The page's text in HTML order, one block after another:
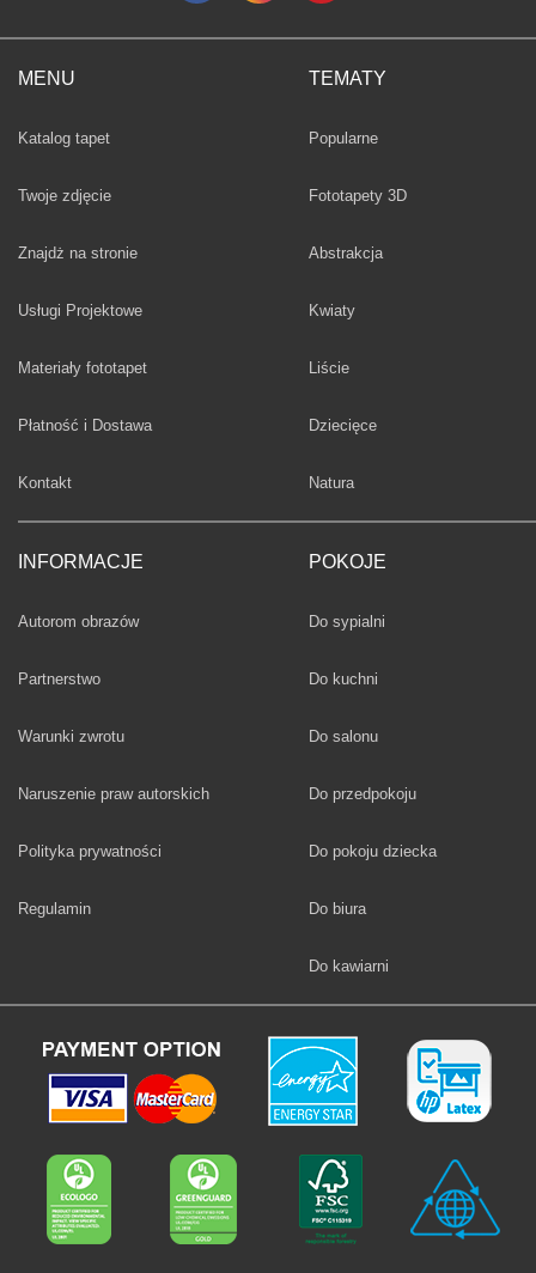
MENU
Katalog tapet
Twoje zdjęcie
Znajdż na stronie
Usługi Projektowe
Materiały fototapet
Płatność i Dostawa
Kontakt
INFORMACJE
Autorom obrazów
Partnerstwo
Warunki zwrotu
Naruszenie praw autorskich
Polityka prywatności
Regulamin
TEMATY
Fototapety
Popularne
Fototapety 3D
Fototapety
Abstrakcja
Fototapety
Kwiaty
Fototapety
Liście
Fototapety
Dziecięce
Fototapety
Natura
POKOJE
Fototapety
Do sypialni
Fototapety
Do kuchni
Fototapety
Do salonu
Fototapety
Do przedpokoju
Fototapety
Do pokoju dziecka
Fototapety
Do biura
Fototapety
Do kawiarni